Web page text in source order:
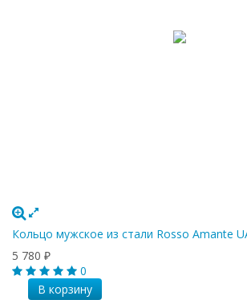
Кольцо мужское из стали Rosso Amante
5 780 ₽
0
В корзину